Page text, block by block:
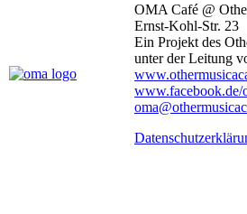
OMA Café @
Ernst-Kohl-Str. 23
Ein Projekt des
unter der Leitung
www.facebook.de/